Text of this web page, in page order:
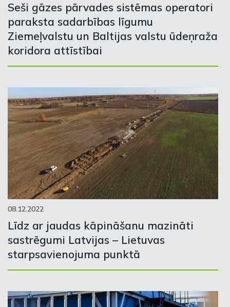
Seši gāzes pārvades sistēmas operatori
paraksta sadarbības līgumu
Ziemeļvalstu un Baltijas valstu ūdeņraža
koridora attīstībai
08.12.2022
Līdz ar jaudas kāpināšanu mazināti
sastrēgumi Latvijas – Lietuvas
starpsavienojuma punktā